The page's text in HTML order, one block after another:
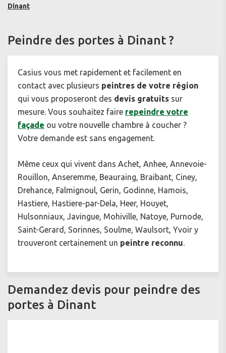
Dinant
Peindre des portes à Dinant ?
Casius vous met rapidement et facilement en
contact avec plusieurs peintres de votre région
qui vous proposeront des devis gratuits sur
mesure. Vous souhaitez faire repeindre votre
façade ou votre nouvelle chambre à coucher ?
Votre demande est sans engagement.
Même ceux qui vivent dans Achet, Anhee, Annevoie-
Rouillon, Anseremme, Beauraing, Braibant, Ciney,
Drehance, Falmignoul, Gerin, Godinne, Hamois,
Hastiere, Hastiere-par-Dela, Heer, Houyet,
Hulsonniaux, Javingue, Mohiville, Natoye, Purnode,
Saint-Gerard, Sorinnes, Soulme, Waulsort, Yvoir y
trouveront certainement un peintre reconnu.
Demandez devis pour peindre des
portes à Dinant